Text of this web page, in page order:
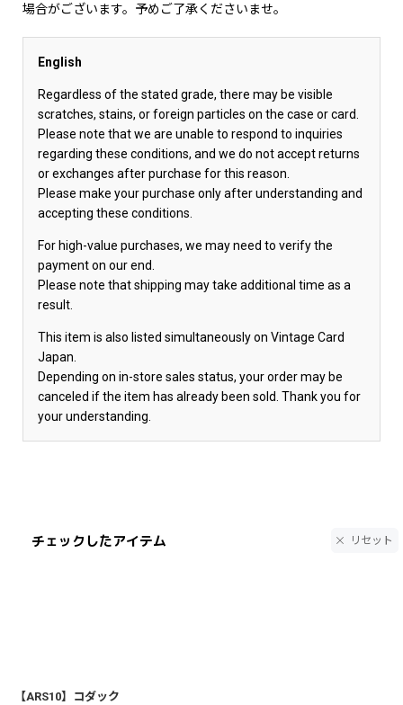
場合がございます。予めご了承くださいませ。
English
Regardless of the stated grade, there may be visible
scratches, stains, or foreign particles on the case or card.
Please note that we are unable to respond to inquiries
regarding these conditions, and we do not accept returns
or exchanges after purchase for this reason.
Please make your purchase only after understanding and
accepting these conditions.
For high-value purchases, we may need to verify the
payment on our end.
Please note that shipping may take additional time as a
result.
This item is also listed simultaneously on Vintage Card
Japan.
Depending on in-store sales status, your order may be
canceled if the item has already been sold. Thank you for
your understanding.
チェックしたアイテム リセット
【ARS10】コダック